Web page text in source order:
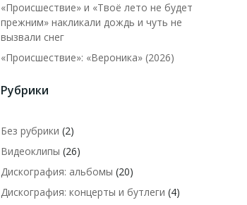
«Происшествие» и «Твоё лето не будет
прежним» накликали дождь и чуть не
вызвали снег
«Происшествие»: «Вероника» (2026)
Рубрики
Без рубрики (2)
Видеоклипы (26)
Дискография: альбомы (20)
Дискография: концерты и бутлеги (4)